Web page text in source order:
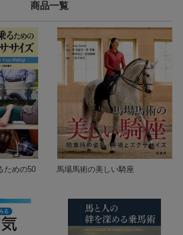
商品一覧
ための50
馬場馬術の美しい騎座